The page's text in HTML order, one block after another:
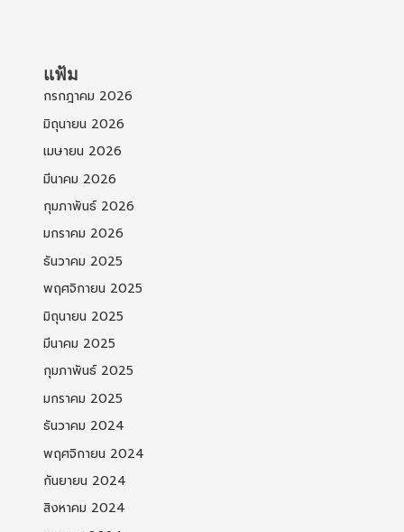
แฟ้ม
กรกฎาคม 2026
มิถุนายน 2026
เมษายน 2026
มีนาคม 2026
กุมภาพันธ์ 2026
มกราคม 2026
ธันวาคม 2025
พฤศจิกายน 2025
มิถุนายน 2025
มีนาคม 2025
กุมภาพันธ์ 2025
มกราคม 2025
ธันวาคม 2024
พฤศจิกายน 2024
กันยายน 2024
สิงหาคม 2024